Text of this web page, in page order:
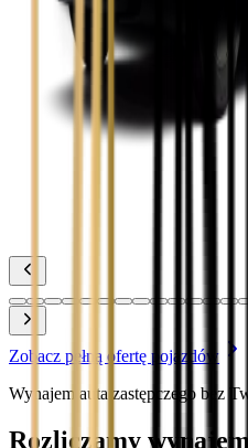
Toyota Corolla
Toyota Prius
Zobacz pełną ofertę pojazdów
Wynajem auta zastępczego bez
Rozliczamy